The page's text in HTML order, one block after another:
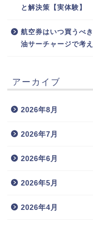
と解決策【実体験】
航空券はいつ買うべ
油サーチャージで考
アーカイブ
2026年8月
2026年7月
2026年6月
2026年5月
2026年4月